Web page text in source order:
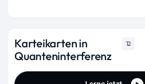
Karteikarten in
Quanteninterferenz
12